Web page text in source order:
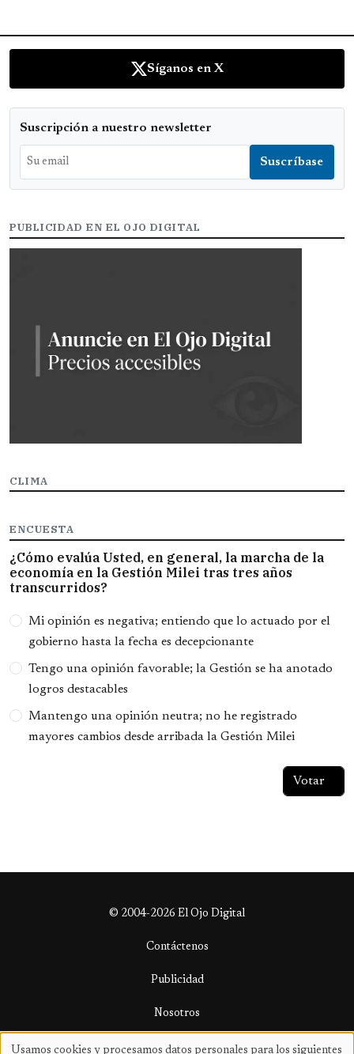
Síganos en X
Suscripción a nuestro newsletter
PUBLICIDAD EN EL OJO DIGITAL
CLIMA
ENCUESTA
¿Cómo evalúa Usted, en general, la marcha de la
economía en la Gestión Milei tras tres años
transcurridos?
Opciones
Mi opinión es negativa; entiendo que lo actuado por el
gobierno hasta la fecha es decepcionante
Tengo una opinión favorable; la Gestión se ha anotado
logros destacables
Mantengo una opinión neutra; no he registrado
mayores cambios desde arribada la Gestión Milei
© 2004-2026 El Ojo Digital
Contáctenos
Publicidad
Nosotros
Términos y condiciones
Usamos cookies y procesamos datos personales para los siguientes